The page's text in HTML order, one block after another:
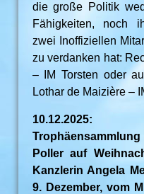
die große Politik
Fähigkeiten, noch
zwei Inoffiziellen
zu verdanken hat:
– IM Torsten oder
Lothar de Maizière –
10.12.2025:
Poller auf
Kanzlerin Angela
9. Dezember, vom